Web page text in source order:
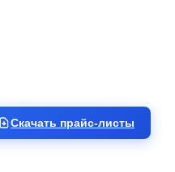
Скачать прайс-листы